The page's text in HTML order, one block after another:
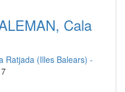
Cala
Ratjada (Illes Balears) -